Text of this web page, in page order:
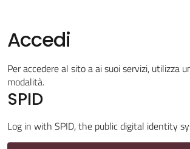
Servizi
Vivere
Bentivoglio
Accedi
Per accedere al sito a ai suoi servizi, utilizza
modalità.
SPID
Log in with SPID, the public digital identity